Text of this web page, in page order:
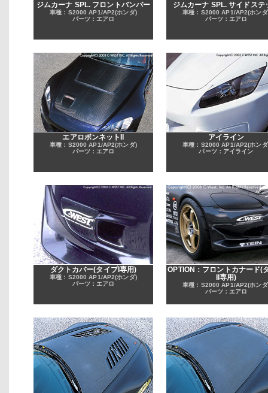
ジムカーナ SPL. フロントバンパー
車種：S2000 AP1/AP2(ホンダ)
パーツ：エアロ
ジムカーナ SPL. サイドステ
車種：S2000 AP1/AP2(ホン
パーツ：エアロ
エアロボンネットII
車種：S2000 AP1/AP2(ホンダ)
パーツ：エアロ
アイライン
車種：S2000 AP1/AP2(ホン
パーツ：アイライン
ダクトカバー(タイプI専用)
車種：S2000 AP1/AP2(ホンダ)
パーツ：エアロ
OPTION：フロントカナード(
II専用)
車種：S2000 AP1/AP2(ホン
パーツ：エアロ